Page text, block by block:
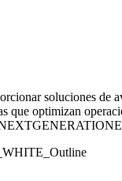
soluciones de
que optimizan